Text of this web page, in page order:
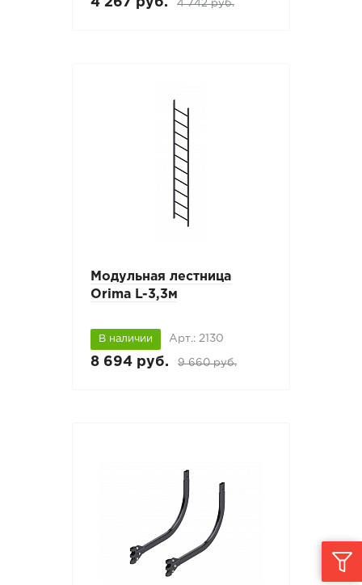
4 267 руб. 4 742 руб.
Модульная лестница
Orima L-3,3м
В наличии Арт.: 2130
8 694 руб. 9 660 руб.